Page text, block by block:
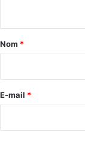
a
e
Nom *
E-mail *